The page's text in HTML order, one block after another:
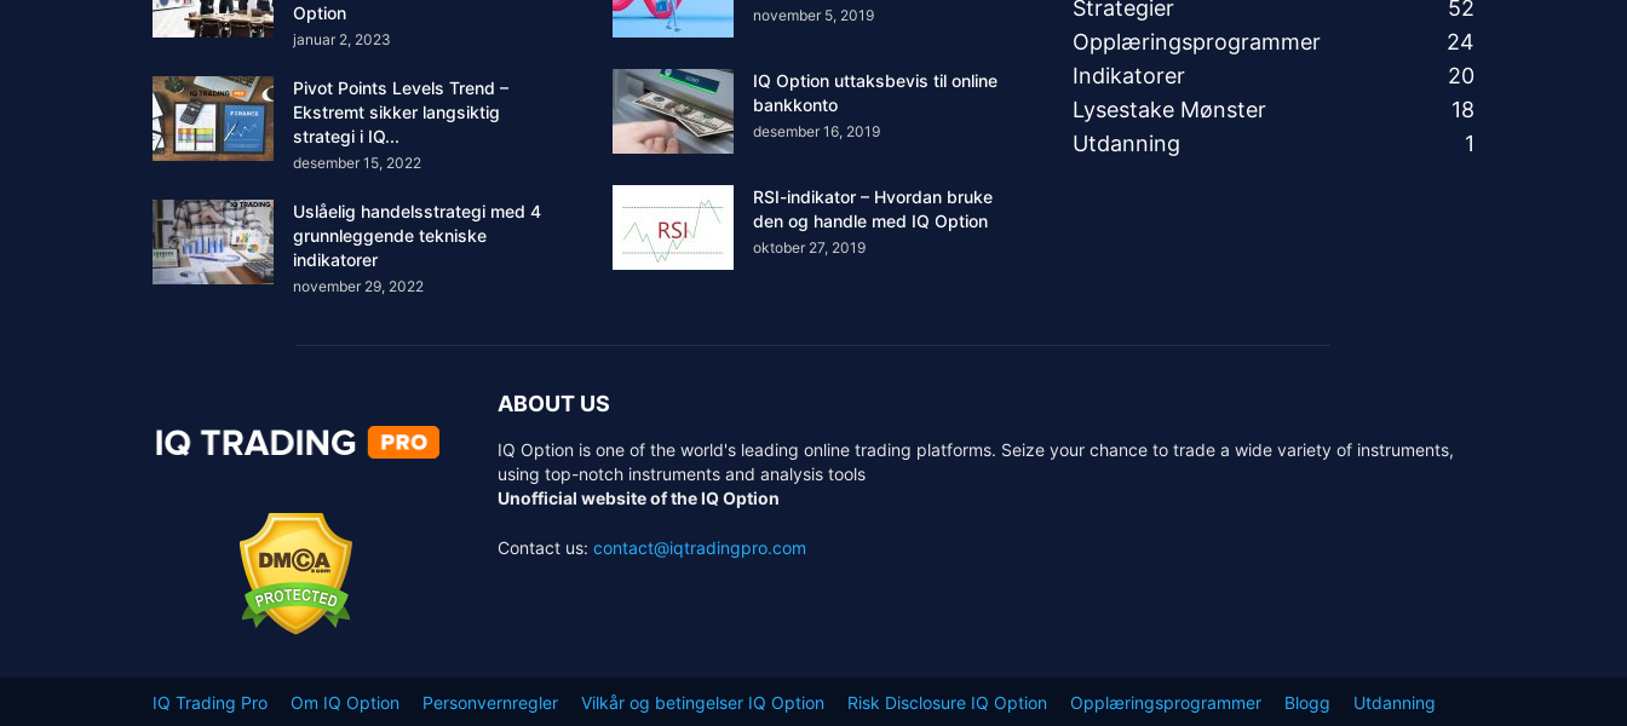
Option
januar 2, 2023
Pivot Points Levels Trend –
Ekstremt sikker langsiktig
strategi i IQ...
desember 15, 2022
Uslåelig handelsstrategi med 4
grunnleggende tekniske
indikatorer
november 29, 2022
november 5, 2019
IQ Option uttaksbevis til online
bankkonto
desember 16, 2019
RSI-indikator – Hvordan bruke
den og handle med IQ Option
oktober 27, 2019
Strategier
52
Opplæringsprogrammer
24
Indikatorer
20
Lysestake Mønster
18
Utdanning
1
ABOUT US
IQ Option is one of the world's leading online trading platforms. Seize your chance to trade a wide variety of instruments,
using top-notch instruments and analysis tools
Unofficial website of the IQ Option
Contact us: contact@iqtradingpro.com
IQ Trading Pro Om IQ Option Personvernregler Vilkår og betingelser IQ Option Risk Disclosure IQ Option Opplæringsprogrammer Blogg
Utdanning